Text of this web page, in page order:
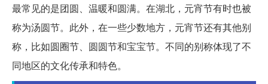
最常见的是团圆、温暖和圆满。在湖北，元宵节有时也被
称为汤圆节。此外，在一些少数地方，元宵节还有其他别
称，比如圆圈节、圆圆节和宝宝节。不同的别称体现了不
同地区的文化传承和特色。